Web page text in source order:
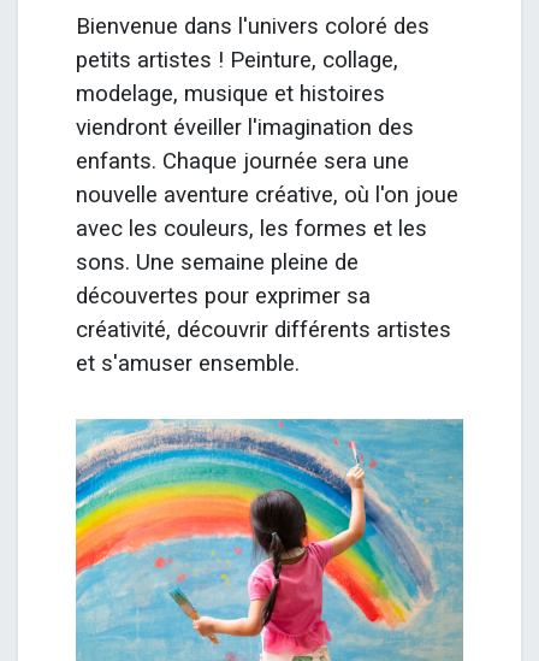
Bienvenue dans l'univers coloré des
petits artistes ! Peinture, collage,
modelage, musique et histoires
viendront éveiller l'imagination des
enfants. Chaque journée sera une
nouvelle aventure créative, où l'on joue
avec les couleurs, les formes et les
sons. Une semaine pleine de
découvertes pour exprimer sa
créativité, découvrir différents artistes
et s'amuser ensemble.